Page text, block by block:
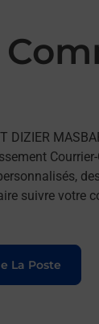
suivre votre
La Poste